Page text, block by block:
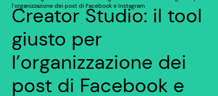
l’organizzazione dei post di Facebook e Instagram
Creator Studio: il tool
giusto per
l’organizzazione dei
post di Facebook e